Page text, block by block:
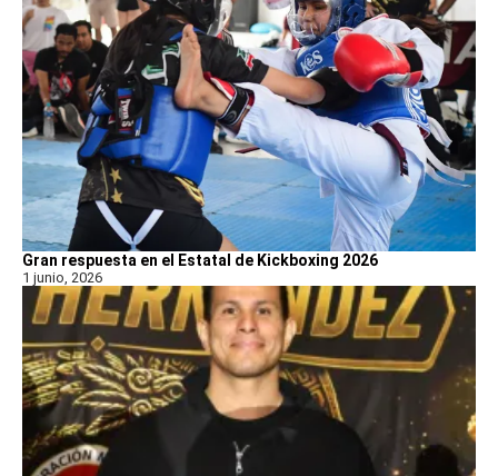
Gran respuesta en el Estatal de Kickboxing 2026
1 junio, 2026